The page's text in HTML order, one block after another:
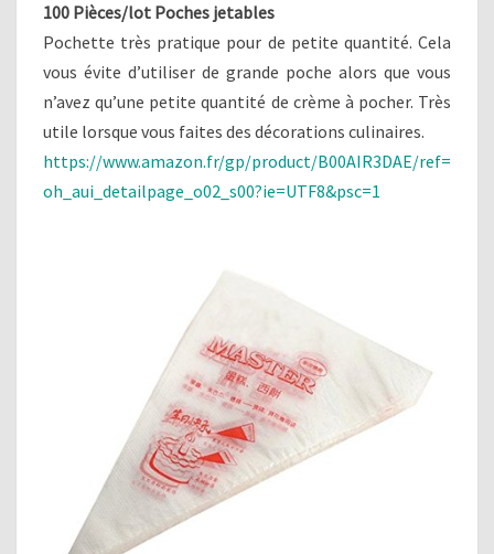
100 Pièces/lot Poches jetables
Pochette très pratique pour de petite quantité. Cela
vous évite d’utiliser de grande poche alors que vous
n’avez qu’une petite quantité de crème à pocher. Très
utile lorsque vous faites des décorations culinaires.
https://www.amazon.fr/gp/product/B00AIR3DAE/ref=
oh_aui_detailpage_o02_s00?ie=UTF8&psc=1